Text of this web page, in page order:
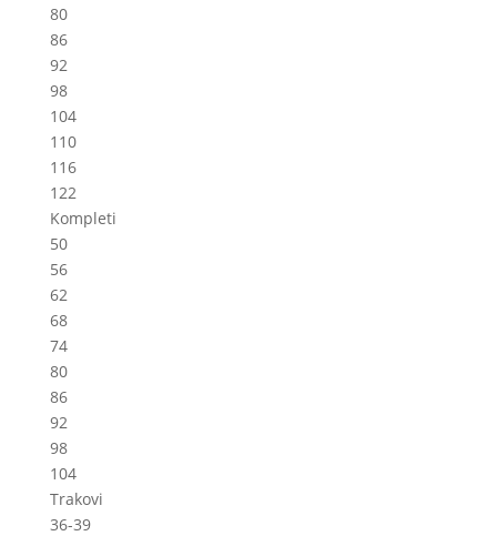
80
86
92
98
104
110
116
122
Kompleti
50
56
62
68
74
80
86
92
98
104
Trakovi
36-39